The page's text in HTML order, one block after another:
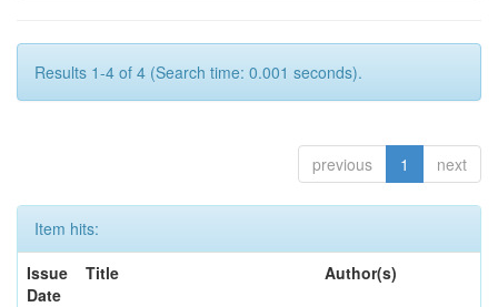
Results 1-4 of 4 (Search time: 0.001 seconds).
previous 1 next
Item hits:
Issue
Date
Title Author(s)